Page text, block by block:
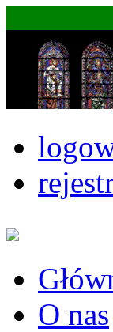
O nas